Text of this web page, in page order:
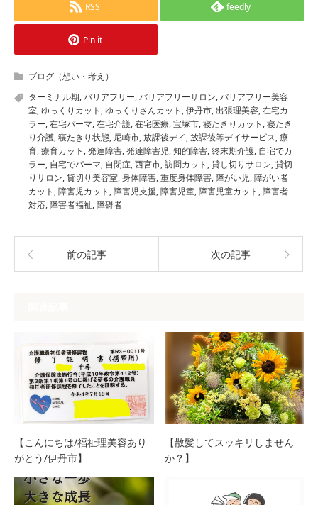
RSS feedly
Pin it
ブログ（想い・考え）
ターミナル期,バリアフリー,バリアフリーサロン,バリアフリー美容
室,ゆっくりカット ,ゆっくりさんカット ,伊丹市,出張理美容,在宅カ
ラー,在宅パーマ,在宅介護,在宅医療,宝塚市,寝たきりカット ,寝たき
り介護,寝たきり状態, 尼崎市,放課後デイ,放課後等デイサービス,療
育,療育カット ,発達障害,発達障害児,知的障害,終末期介護, 自宅でカ
ラー, 自宅でパーマ, 自閉症,西宮市,訪問カット ,貸し切りサロン,貸切
りサロン,貸切り美容室,身体障害,重度身体障害,障がい児,障がい者
カット ,障害児カット ,障害児支援,障害児童,障害児童カット ,障害者
対応,障害者福祉,障碍者
前の記事 次の記事
【こんにちは/福祉理美容あり
がとう/伊丹市】
【散髪してスッキリしません
か？】